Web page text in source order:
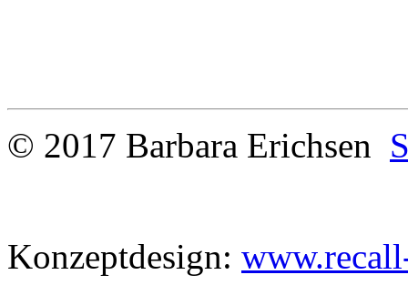
© 2017 Barbara Erichsen
Konzeptdesign: